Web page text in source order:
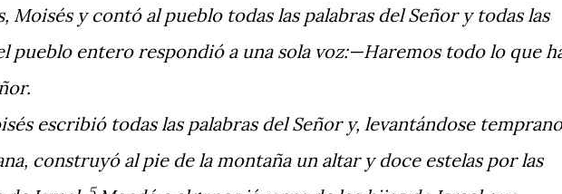
Moisés y contó al pueblo todas las palabras del Señor y todas las
pueblo entero respondió a una sola voz:—Haremos todo lo que
escribió todas las palabras del Señor y, levantándose temprano
construyó al pie de la montaña un altar y doce estelas por las